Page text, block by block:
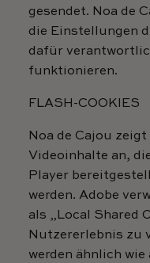
gesendet. Noa de
die Einstellungen
dafür
funktionieren.
FLASH-COOKIES
Noa de Cajou
Videoinhalte an,
Player
werden. Adobe
als „Local Shared
Nutzererlebnis zu
werden ähnlich wie